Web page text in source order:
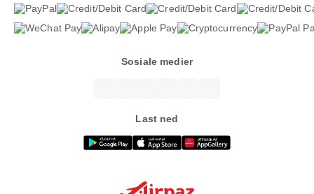
Sosiale medier
Last ned